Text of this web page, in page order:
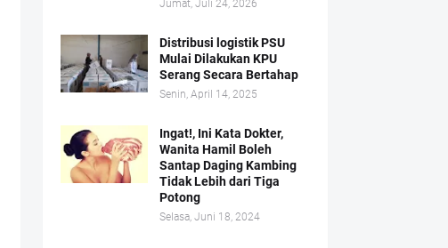
Jumat, Juli 24, 2026
Distribusi logistik PSU
Mulai Dilakukan KPU
Serang Secara Bertahap
Senin, April 14, 2025
Ingat!, Ini Kata Dokter,
Wanita Hamil Boleh
Santap Daging Kambing
Tidak Lebih dari Tiga
Potong
Selasa, Juni 18, 2024